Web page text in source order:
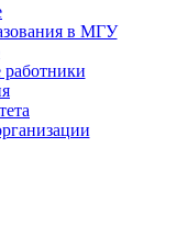
в МГУ
работники